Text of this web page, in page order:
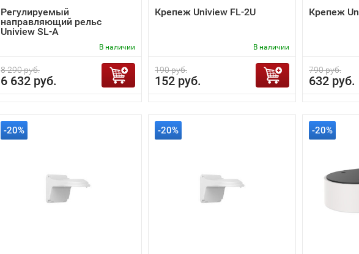
Регулируемый
направляющий рельс
Uniview SL-A
В наличии
8 290 руб.
6 632 руб.
Крепеж Uniview FL-2U
В наличии
190 руб.
152 руб.
Крепеж
790 руб.
632 руб.
-20% -20% -20%